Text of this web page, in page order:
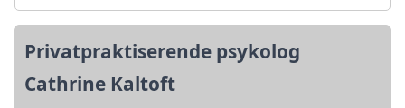
Privatpraktiserende psykolog
Cathrine Kaltoft